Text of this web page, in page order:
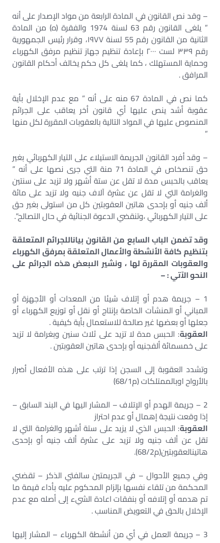
– وقد نص القانون في المادة الرابعة من مواد الإصدار على أنه
” يلغى القانون رقم 63 لسنة 1974 والفقرة (ه) من المادة
الثانية من القانون رقم 55 لسنة ۱۹۷۷، وقرار رئيس الجمهورية
رقم ۳۳۹ لست ۲۰۰۰ بإعادة تنظيم جهاز تنظيم مرفق الكهرباء
وحماية المستهلك ، كما يلغى كل حكم يخالف أحكام القانون
المرافق .
كما نص في المادة 67 منه على أنه ” مع عدم الإخلال بأية
عقوبة أشد ينص عليها أي قانون أخر يعاقب على الجرائم
المنصوص عليها في المواد التالية بالعقوبات المقررة لكل منها
”
– وقد أفرد القانون الجريمة الاستيلاء على التيار الكهربائي بغير
حق تنصخاص في المادة 71 منة التي جرى نصها على أنه ”
يعاقب بالحبس مدة لا تقل عن ستة أشهر ولا تزيد على سنتين
والغرامة التي لا تقل عن عشرة آلاف جنيه ولا تزيد على مائة
ألف جنيه أو بإحدى هاتين العقوبتين كل من استولى بغير حق
على التيار الكهربائي ،وتنقضي الدعوة الجنائية في حال التصالح”.
وقد تضمن الباب السابع من القانون بياناللجرائم المتعلقة
بتنظيم كافة الأنشطة والأعمال المتعلقة بمرفق الكهرباء
والعقوبات المقررة لها ، ونشير الىبعض هذه الجرائم على
النحو الآتي : –
1 – جريمة هدم أو إتلاف شيئا من المعدات أو الأجهزة أو
المباني أو المنشآت الخاصة بإنتاج أو نقل أو توزيع الكهرباء أو
جعلها أو بعضها غير صالحة للاستعمال بأية كيفية .
العقوبة: الحبس مدة لا تزيد على ثلاث سنين وبغرامة لا تزيد
على خمسمائة ألفجنيه أو بإحدى هاتين العقوبتين .
وتشدد العقوبة إلى السجن إذا ترتب على هذه الأفعال أضرار
بالأرواح اوبالممتلكات (م68/1)
2 – جريمة الهدم أو الإتلاف – المشار اليها في البند السابق –
إذا وقعت نتيجة إهمال أو عدم احتراز
العقوبة: الحبس الذي لا يزيد على ستة أشهر والغرامة التي لا
تقل عن ألف جنيه ولا تزيد على عشرة ألف جنيه أو بإحدى
هاتينالعقوبتين(م68/2).
وفي جميع الأحوال – في الجريمتين سالفتي الذكر – تقضني
المحكمة من تلقاء نفسها بإلزام المحكوم عليه بأداء قيمة ما
تم هدمه أو إتلافه أو بنفقات اعادة الشيء إلى أصله مع عدم
الإخلال بالحق في التعويض المناسب .
3 – جريمة العمل في أي من أنشطة الكهرباء – المشار إليها